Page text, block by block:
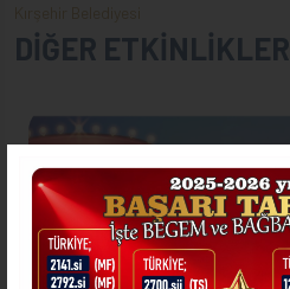
DİĞER ETKİNLİKLER